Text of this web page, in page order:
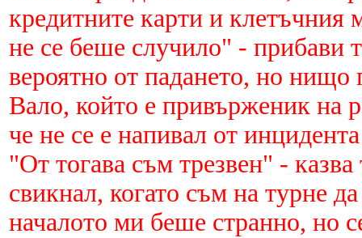
кредитните карти и
не се беше случило" - прибави
вероятно от падането, но
Вало, който е привърженик на
че не се е напивал от
"От тогава съм трезвен" -
свикнал, когато съм на турне
началото ми беше странно, но